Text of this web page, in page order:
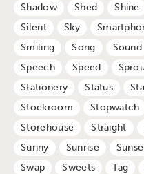
Shadow
Shed Shine
Silent
Sky
Smiling
Song Sound
Speech
Speed
Stationery
Status
Stockroom
Stopwatch
Storehouse
Straight
Sunny
Sunrise
Swap
Sweets Tag